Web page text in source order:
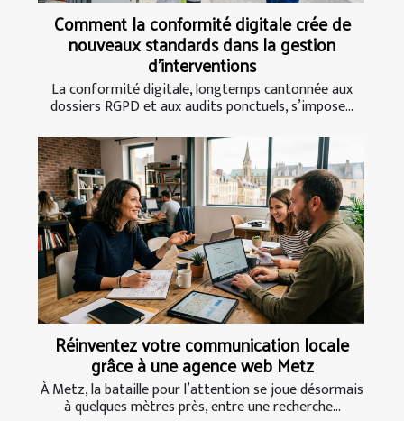
Comment la conformité digitale crée de
nouveaux standards dans la gestion
d’interventions
La conformité digitale, longtemps cantonnée aux
dossiers RGPD et aux audits ponctuels, s’impose...
Réinventez votre communication locale
grâce à une agence web Metz
À Metz, la bataille pour l’attention se joue désormais
à quelques mètres près, entre une recherche...